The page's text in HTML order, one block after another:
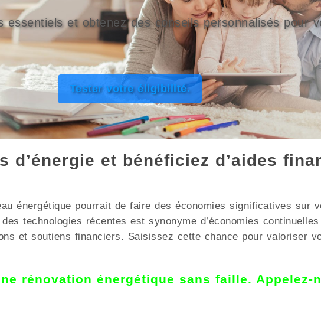
essentiels et obtenez des conseils personnalisés pour
Tester votre éligibilité.
d’énergie et bénéficiez d’aides
énergétique pourrait de faire des économies significatives sur
technologies récentes est synonyme d’économies continuelles
et soutiens financiers. Saisissez cette chance pour valoriser
rénovation énergétique sans faille. Appelez-